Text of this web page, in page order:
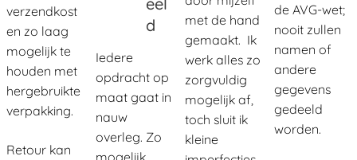
verzendkost
en zo laag
mogelijk te
houden met
hergebruikte
verpakking.
Retour kan
d
Iedere
opdracht op
maat gaat in
nauw
overleg. Zo
mogelijk
met de hand
gemaakt. Ik
werk alles zo
zorgvuldig
mogelijk af,
toch sluit ik
kleine
de AVG-wet;
nooit zullen
namen of
andere
gegevens
gedeeld
worden.